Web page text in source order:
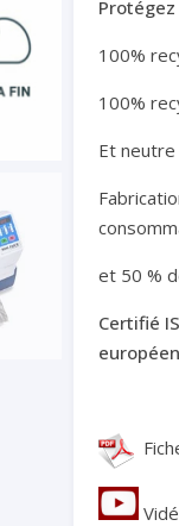
Protégez
100%
100%
Et neutre
et 50 %
Certifié